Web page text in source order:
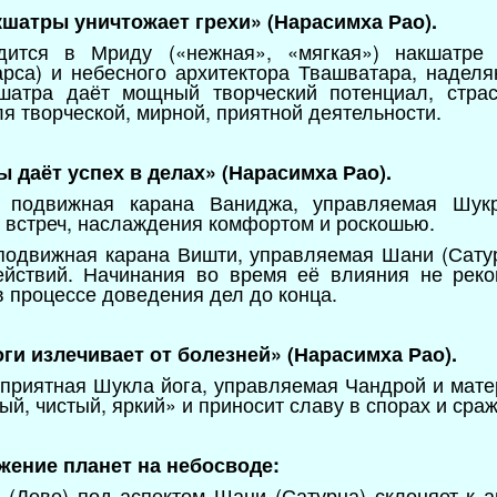
уничтожает грехи» (Нарасимха Рао).
в Мриду («нежная», «мягкая»)
и небесного архитектора Твашватара,
даёт мощный творческий потенциал,
творческой, мирной, приятной деятельности.
даёт успех в делах» (Нарасимха Рао).
подвижная карана Ваниджа, управляемая
наслаждения комфортом и роскошью.
карана Вишти, управляемая Шани
Начинания во время её влияния не
процессе доведения дел до конца.
излечивает от болезней» (Нарасимха Рао).
Шукла йога, управляемая Чандрой и
чистый, яркий» и приносит славу в спорах и
планет на небосводе: